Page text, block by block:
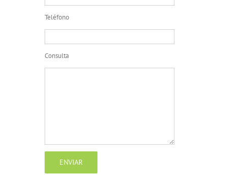
Teléfono
Consulta